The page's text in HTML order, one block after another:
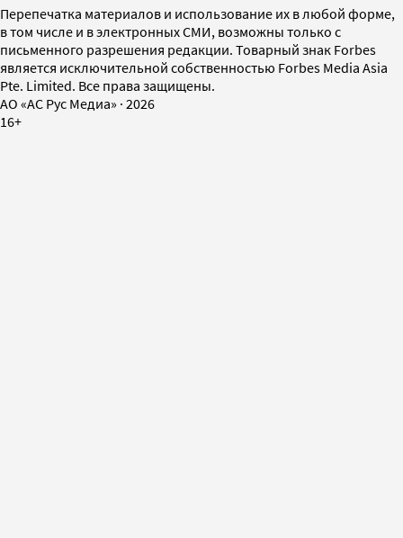
Перепечатка материалов и использование их в любой форме,
в том числе и в электронных СМИ, возможны только с
письменного разрешения редакции. Товарный знак Forbes
является исключительной собственностью Forbes Media Asia
Pte. Limited. Все права защищены.
AO «АС Рус Медиа» · 2026
16+